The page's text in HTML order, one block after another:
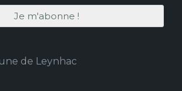
de Leynhac